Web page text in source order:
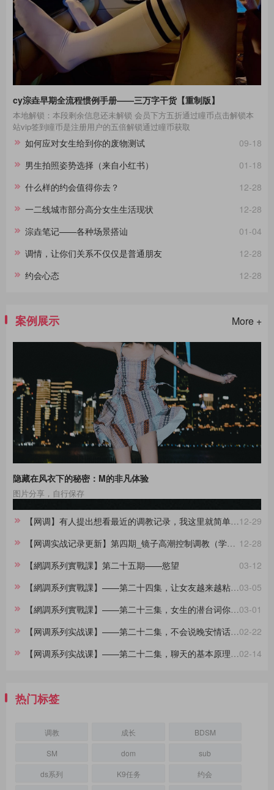
cy淙垚早期全流程惯例手册——三万字干货【重制版】
本地解锁：本段剩余信息还未解锁 会员下方五折通过瞳币点击解锁本
站vip签到瞳币是注册用户的五倍解锁通过瞳币获取
09-18
如何应对女生给到你的废物测试
01-18
男生拍照姿势选择（来自小红书）
12-28
什么样的约会值得你去？
12-28
一二线城市部分高分女生生活现状
01-04
淙垚笔记——各种场景搭讪
12-28
调情，让你们关系不仅仅是普通朋友
12-28
约会心态
案例展示 More +
隐藏在风衣下的秘密：M的非凡体验
图片分享，自行保存
12-29
【网调】有人提出想看最近的调教记录，我这里就简单做一份合集。
12-28
【网调实战记录更新】第四期_镜子高潮控制调教（学员案例）
03-12
【網調系列實戰課】第二十五期——慾望
03-05
【網調系列實戰課】——第二十四集，让女友越来越粘着你的小技巧
03-01
【網調系列實戰課】——第二十三集，女生的潜台词你都懂吗？
02-22
【网调系列实战课】——第二十二集，不会说晚安情话的大直男看过来，建议收藏
02-14
【网调系列实战课】——第二十二集，聊天的基本原理，90%的人不知道
热门标签
调教 成长
BDSM
SM
dom
sub
ds系列
K9任务
约会